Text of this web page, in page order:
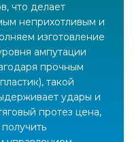
что делает
неприхотливым и
изготовление
ампутации
прочным
такой
удары и
протез цена,